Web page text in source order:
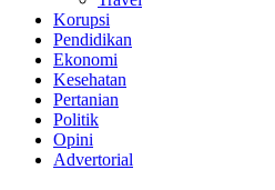
Korupsi
Pendidikan
Ekonomi
Kesehatan
Pertanian
Politik
Opini
Advertorial